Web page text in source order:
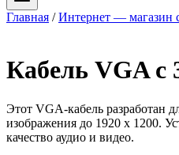
Главная / Интернет — магазин
Кабель VGA с
Этот VGA-кабель разработан
изображения до 1920 x 1200.
качество аудио и видео.